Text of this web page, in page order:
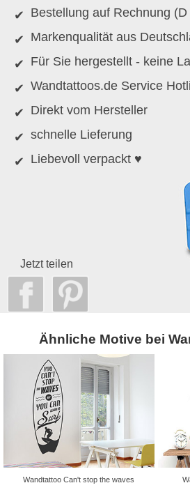
Bestellung auf Rechnung (D
Markenqualität aus
Für Sie hergestellt - keine
Wandtattoos.de Service
Direkt vom Hersteller
schnelle Lieferung
Liebevoll verpackt ♥
Jetzt teilen
Ähnliche Motive bei
Wandtattoo Can't stop the waves